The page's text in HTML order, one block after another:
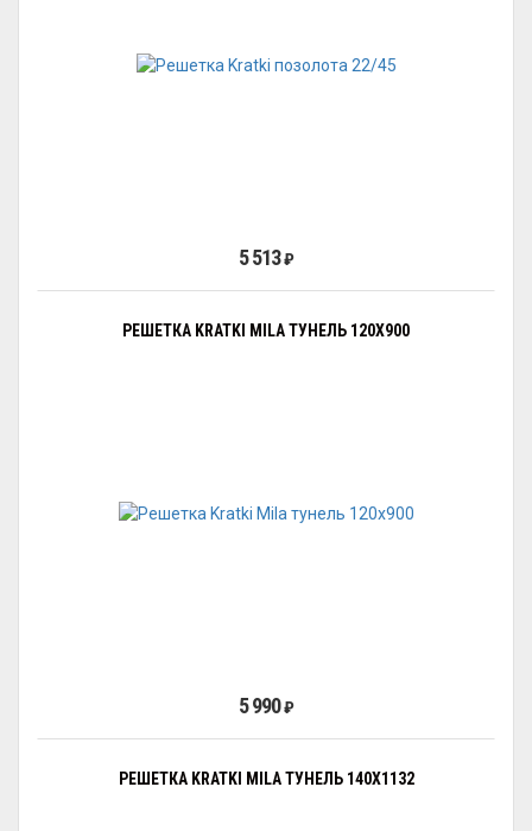
5 513₽
РЕШЕТКА KRATKI MILA ТУНЕЛЬ 120Х900
5 990₽
РЕШЕТКА KRATKI MILA ТУНЕЛЬ 140Х1132